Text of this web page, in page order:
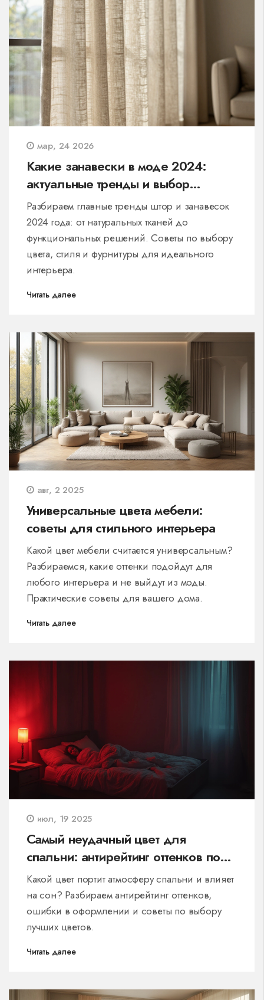
мар, 24 2026
Какие занавески в моде 2024:
актуальные тренды и выбор
текстиля
Разбираем главные тренды штор и занавесок
2024 года: от натуральных тканей до
функциональных решений. Советы по выбору
цвета, стиля и фурнитуры для идеального
интерьера.
Читать далее
авг, 2 2025
Универсальные цвета мебели:
советы для стильного интерьера
Какой цвет мебели считается универсальным?
Разбираемся, какие оттенки подойдут для
любого интерьера и не выйдут из моды.
Практические советы для вашего дома.
Читать далее
июл, 19 2025
Самый неудачный цвет для
спальни: антирейтинг оттенков по
мнению дизайнеров
Какой цвет портит атмосферу спальни и влияет
на сон? Разбираем антирейтинг оттенков,
ошибки в оформлении и советы по выбору
лучших цветов.
Читать далее